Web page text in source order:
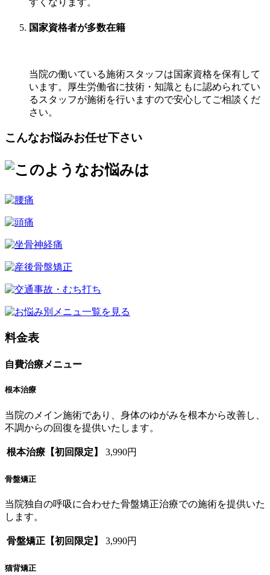
すくなります。
国家資格者が多数在籍
当院の働いている施術スタッフは国家資格を保有して
います。厚生労働省に技術・知識ともに認められてい
るスタッフが施術を行いますので安心してご相談くだ
さい。
こんなお悩みお任せ下さい
料金表
自費治療メニュー
根本治療
当院のメイン施術であり、身体のゆがみを根本から改善し、
不調からの回復を提供いたします。
根本治療【初回限定】 3,990円
骨盤矯正
当院独自の呼吸に合わせた骨盤矯正治療での施術を提供いた
します。
骨盤矯正【初回限定】 3,990円
猫背矯正